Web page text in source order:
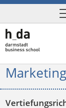
Marketing